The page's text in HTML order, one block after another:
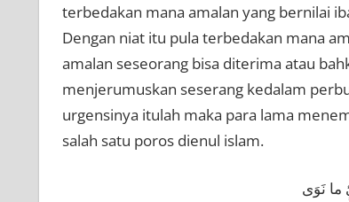
terbedakan mana amalan yang bernilai
Dengan niat itu pula terbedakan mana
amalan seseorang bisa diterima atau
menjerumuskan seserang kedalam
urgensinya itulah maka para lama
salah satu poros dienul islam.
ما نَوَى